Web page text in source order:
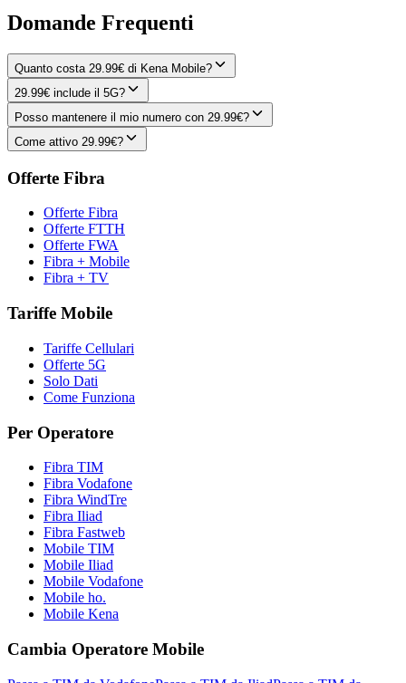
Domande Frequenti
Quanto costa 29.99€ di Kena Mobile?
29.99€ include il 5G?
Posso mantenere il mio numero con 29.99€?
Come attivo 29.99€?
Offerte Fibra
Offerte Fibra
Offerte FTTH
Offerte FWA
Fibra + Mobile
Fibra + TV
Tariffe Mobile
Tariffe Cellulari
Offerte 5G
Solo Dati
Come Funziona
Per Operatore
Fibra TIM
Fibra Vodafone
Fibra WindTre
Fibra Iliad
Fibra Fastweb
Mobile TIM
Mobile Iliad
Mobile Vodafone
Mobile ho.
Mobile Kena
Cambia Operatore Mobile